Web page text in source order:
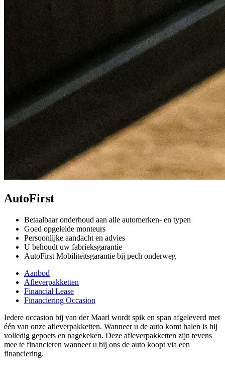
AutoFirst
Betaalbaar onderhoud aan alle automerken- en typen
Goed opgeleide monteurs
Persoonlijke aandacht en advies
U behoudt uw fabrieksgarantie
AutoFirst Mobiliteitsgarantie bij pech onderweg
Aanbod
Afleverpakketten
Financial Lease
Financiering Occasion
Iedere occasion bij van der Maarl wordt spik en span afgeleverd met
één van onze afleverpakketten. Wanneer u de auto komt halen is hij
volledig gepoets en nagekeken. Deze afleverpakketten zijn tevens
mee te financieren wanneer u bij ons de auto koopt via een
financiering.